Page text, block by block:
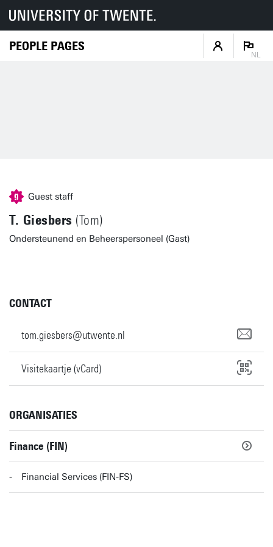
PEOPLE PAGES
NL
Guest staff
T. Giesbers (Tom)
Ondersteunend en Beheerspersoneel (Gast)
CONTACT
tom.giesbers@utwente.nl
Visitekaartje (vCard)
ORGANISATIES
Finance (FIN)
Financial Services (FIN-FS)